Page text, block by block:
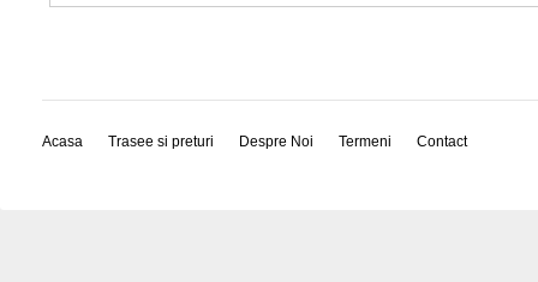
Acasa Trasee si preturi Despre Noi Termeni Contact